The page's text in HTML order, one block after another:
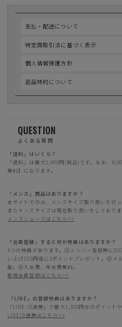
支払・配送について
特定商取引法に基づく表示
個人情報保護方針
返品特約について
QUESTION
よくある質問
「送料」はいくら？
「送料」は最大1,400円(税込)です。なお、
無料】になります。
「メンズ」商品はありますか？
本サイトでのみ、メンズサイズ取り扱いを行っ
またキッズサイズは現在取り扱いをしておりま
メンズシューズはこちら>>
「会員登録」すると何か特典はありますか？
4つの特典があります。①メンバー登録時に
い上げ100円毎に3ポイントプレゼント。③メ
能。④入会費、年会費無料。
新規会員登録はこちら>>
「LINE」の登録特典はありますか？
「LINE ID連携」で最大1,300円分のポイント
LINEID連携はこちら>>